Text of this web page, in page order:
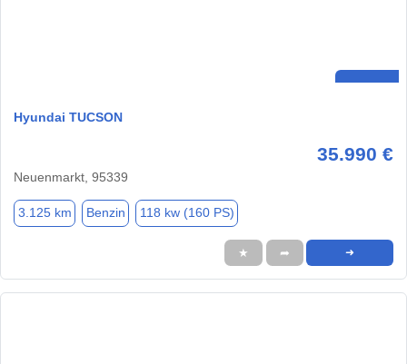
Hyundai TUCSON
35.990 €
Neuenmarkt, 95339
3.125 km Benzin 118 kw (160 PS)
★ ➦ ➜